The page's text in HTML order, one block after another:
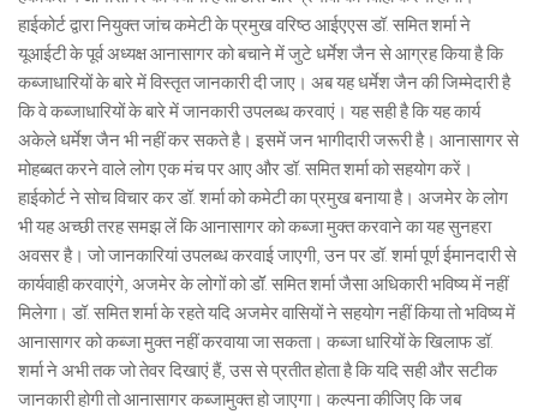
हाईकोर्ट द्वारा नियुक्त जांच कमेटी के प्रमुख वरिष्ठ आईएएस डॉ. समित शर्मा ने
यूआईटी के पूर्व अध्यक्ष आनासागर को बचाने में जुटे धर्मेश जैन से आग्रह किया है कि
कब्जाधारियों के बारे में विस्तृत जानकारी दी जाए। अब यह धर्मेश जैन की जिम्मेदारी है
कि वे कब्जाधारियों के बारे में जानकारी उपलब्ध करवाएं। यह सही है कि यह कार्य
अकेले धर्मेश जैन भी नहीं कर सकते है। इसमें जन भागीदारी जरूरी है। आनासागर से
मोहब्बत करने वाले लोग एक मंच पर आए और डॉ. समित शर्मा को सहयोग करें।
हाईकोर्ट ने सोच विचार कर डॉ. शर्मा को कमेटी का प्रमुख बनाया है। अजमेर के लोग
भी यह अच्छी तरह समझ लें कि आनासागर को कब्जा मुक्त करवाने का यह सुनहरा
अवसर है। जो जानकारियां उपलब्ध करवाई जाएगी, उन पर डॉ. शर्मा पूर्ण ईमानदारी से
कार्यवाही करवाएंगे, अजमेर के लोगों को डॉॅ. समित शर्मा जैसा अधिकारी भविष्य में नहीं
मिलेगा। डॉ. समित शर्मा के रहते यदि अजमेर वासियों ने सहयोग नहीं किया तो भविष्य में
आनासागर को कब्जा मुक्त नहीं करवाया जा सकता। कब्जा धारियों के खिलाफ डॉ.
शर्मा ने अभी तक जो तेवर दिखाएं हैं, उस से प्रतीत होता है कि यदि सही और सटीक
जानकारी होगी तो आनासागर कब्जामुक्त हो जाएगा। कल्पना कीजिए कि जब